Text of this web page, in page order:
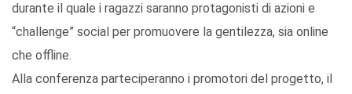
durante il quale i ragazzi saranno protagonisti di azioni e
“challenge” social per promuovere la gentilezza, sia online
che offline.
Alla conferenza parteciperanno i promotori del progetto, il